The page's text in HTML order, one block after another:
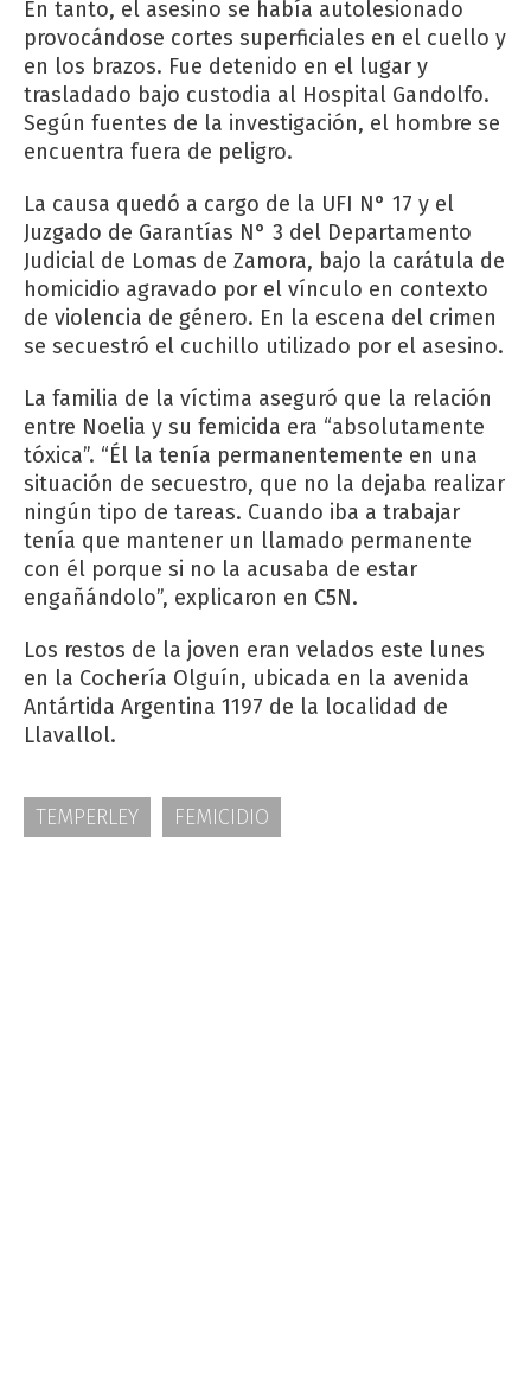
En tanto, el asesino se había autolesionado
provocándose cortes superficiales en el cuello y
en los brazos. Fue detenido en el lugar y
trasladado bajo custodia al Hospital Gandolfo.
Según fuentes de la investigación, el hombre se
encuentra fuera de peligro.
La causa quedó a cargo de la UFI N° 17 y el
Juzgado de Garantías N° 3 del Departamento
Judicial de Lomas de Zamora, bajo la carátula de
homicidio agravado por el vínculo en contexto
de violencia de género. En la escena del crimen
se secuestró el cuchillo utilizado por el asesino.
La familia de la víctima aseguró que la relación
entre Noelia y su femicida era “absolutamente
tóxica”. “Él la tenía permanentemente en una
situación de secuestro, que no la dejaba realizar
ningún tipo de tareas. Cuando iba a trabajar
tenía que mantener un llamado permanente
con él porque si no la acusaba de estar
engañándolo”, explicaron en C5N.
Los restos de la joven eran velados este lunes
en la Cochería Olguín, ubicada en la avenida
Antártida Argentina 1197 de la localidad de
Llavallol.
TEMPERLEY FEMICIDIO